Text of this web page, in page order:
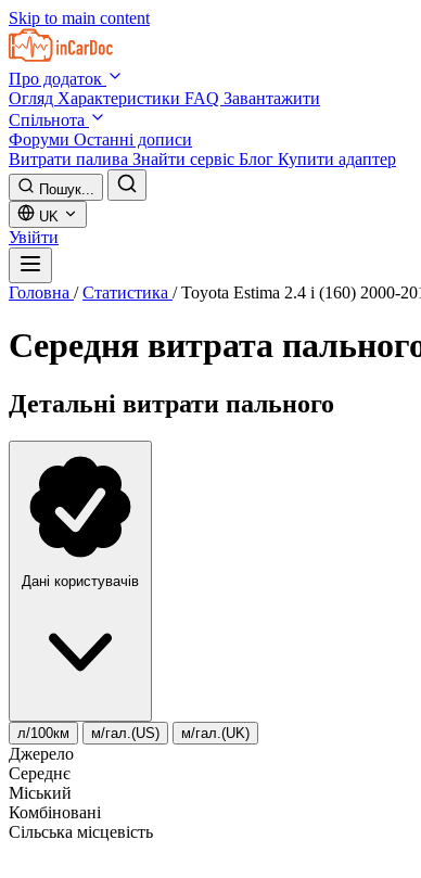
Skip to main content
Про додаток
Огляд Характеристики FAQ Завантажити
Спільнота
Форуми Останні дописи
Витрати палива Знайти сервіс Блог Купити адаптер
Пошук...
UK
Увійти
Головна / Статистика / Toyota Estima 2.4 i (160) 2000-
Середня витрата
Детальні витрати пального
Дані користувачів
л/100км м/гал.(US) м/гал.(UK)
Джерело
Середнє
Міський
Комбіновані
Сільська місцевість